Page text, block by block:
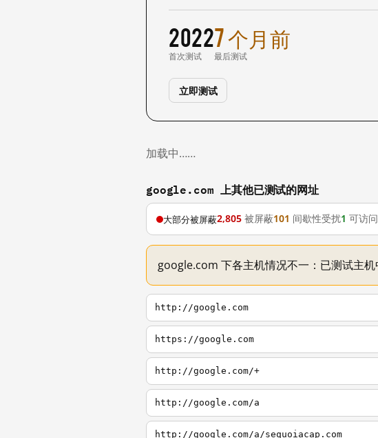
2022
首次测试
7 个月前
最后测试
立即测试
加载中……
google.com 上其他已测试的网址
大部分被屏蔽2,805 被屏蔽101 间歇性受扰1 可访问
google.com 下各主机情况不一：已测试主机
http://google.com
https://google.com
http://google.com/+
http://google.com/a
http://google.com/a/sequoiacap.com